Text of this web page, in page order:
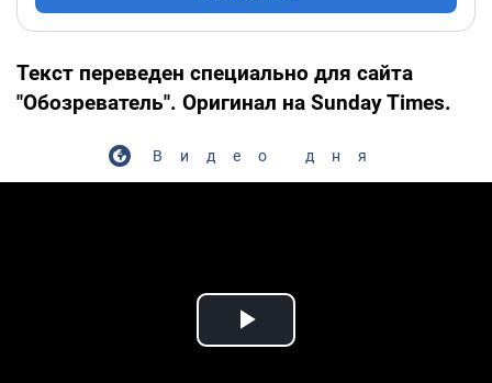
Текст переведен специально для сайта
"Обозреватель". Оригинал на Sunday Times.
Видео дня
Play Video